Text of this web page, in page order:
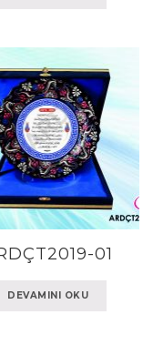
01
DEVAMINI OKU